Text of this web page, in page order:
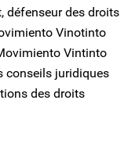
défenseur des droits
Vinotinto
Vintinto
conseils juridiques
des droits